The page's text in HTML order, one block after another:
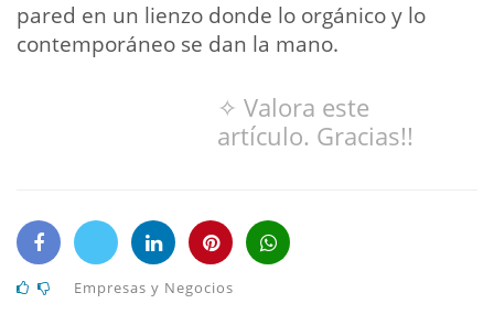
pared en un lienzo donde lo orgánico y lo
contemporáneo se dan la mano.
✧ Valora este
artículo. Gracias!!
Empresas y Negocios